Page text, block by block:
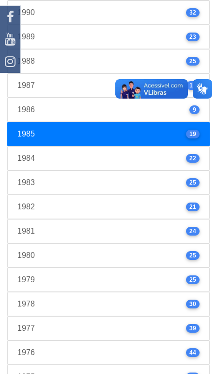
1990 32
1989 23
1988 25
1987 17
1986 9
1985 19
1984 22
1983 25
1982 21
1981 24
1980 25
1979 25
1978 30
1977 39
1976 44